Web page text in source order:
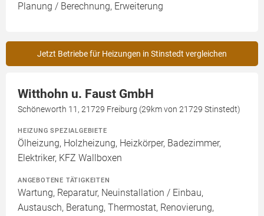
Planung / Berechnung, Erweiterung
Jetzt Betriebe für Heizungen in Stinstedt vergleichen
Witthohn u. Faust GmbH
Schöneworth 11, 21729 Freiburg (29km von 21729 Stinstedt)
HEIZUNG SPEZIALGEBIETE
Ölheizung, Holzheizung, Heizkörper, Badezimmer,
Elektriker, KFZ Wallboxen
ANGEBOTENE TÄTIGKEITEN
Wartung, Reparatur, Neuinstallation / Einbau,
Austausch, Beratung, Thermostat, Renovierung,